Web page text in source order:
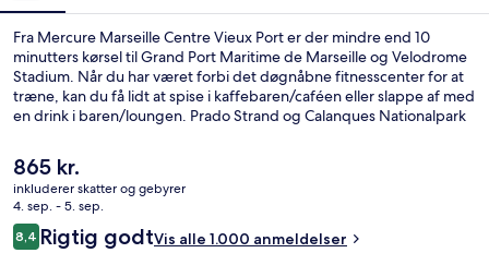
Fra Mercure Marseille Centre Vieux Port er der mindre end 10
minutters kørsel til Grand Port Maritime de Marseille og Velodrome
Stadium. Når du har været forbi det døgnåbne fitnesscenter for at
træne, kan du få lidt at spise i kaffebaren/caféen eller slappe af med
en drink i baren/loungen. Prado Strand og Calanques Nationalpark
stedets hjælpsomme personale. Offentlig transport ligger kun en
kort gåtur væk: Colbert Metrostation ligger 2 minutter væk og Jules
Guesde Metrostation ligger 5 minutter derfra.
Den
nuværende
pris
er
865 kr.
865 kr.
inkluderer skatter og gebyrer
4. sep. - 5. sep.
Anmeldelser
8,48,4 ud af 10.
Rigtig godtVis alle 1.000 anmeldelser